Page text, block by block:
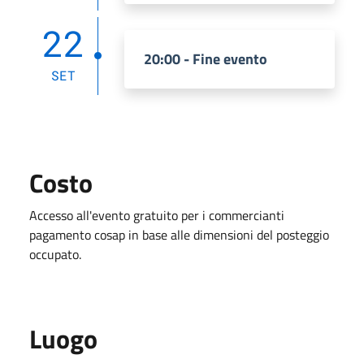
22
SET
20:00 - Fine evento
Costo
Accesso all'evento gratuito per i commercianti
pagamento cosap in base alle dimensioni del posteggio
occupato.
Luogo